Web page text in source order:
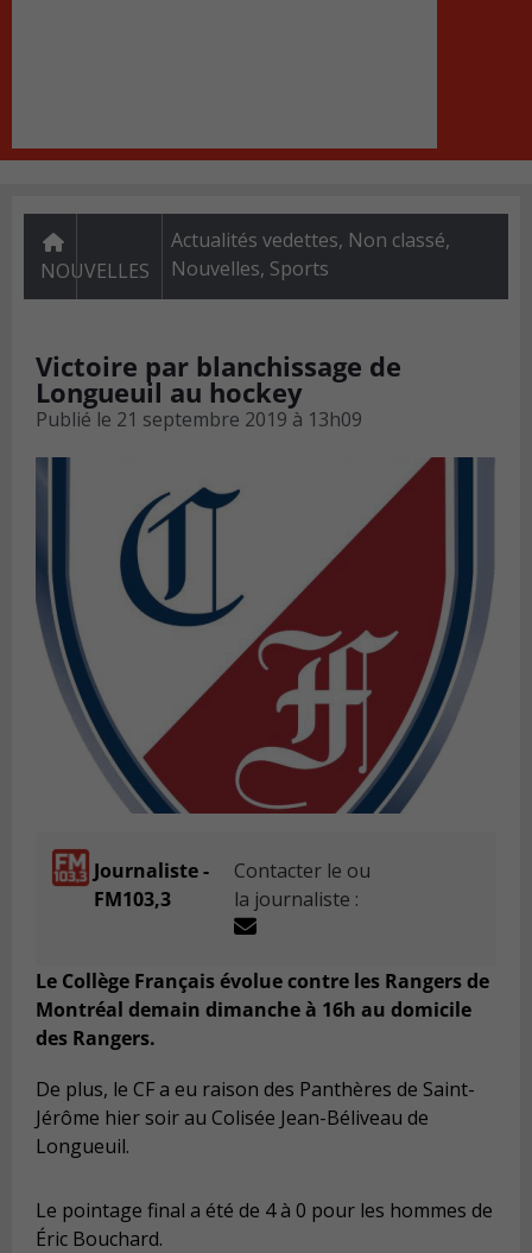
NOUVELLES
Actualités vedettes, Non classé,
Nouvelles, Sports
Victoire par blanchissage de
Longueuil au hockey
Publié le 21 septembre 2019 à 13h09
Journaliste -
FM103,3
Contacter le ou
la journaliste :
Le Collège Français évolue contre les Rangers de
Montréal demain dimanche à 16h au domicile
des Rangers.
De plus, le CF a eu raison des Panthères de Saint-
Jérôme hier soir au Colisée Jean-Béliveau de
Longueuil.
Le pointage final a été de 4 à 0 pour les hommes de
Éric Bouchard.